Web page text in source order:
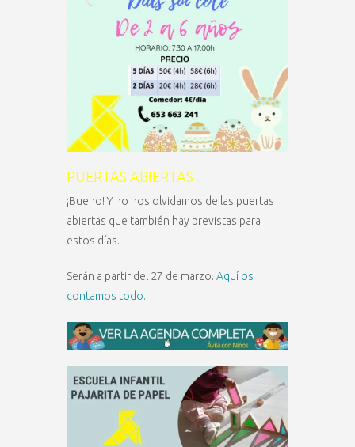
PUERTAS ABIERTAS
¡Bueno! Y no nos olvidamos de las puertas
abiertas que también hay previstas para
estos días.
Serán a partir del 27 de marzo. Aquí os
contamos todo.